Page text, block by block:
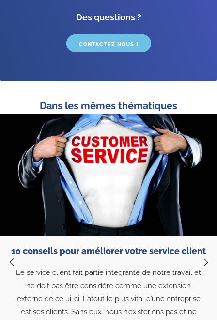
Des questions ?
CONTACTEZ NOUS !
Dans les mêmes thématiques
10 conseils pour améliorer votre service client
Le service client fait partie intégrante de notre travail et
ne doit pas être considéré comme une extension
externe de celui-ci. L’atout le plus vital d’une entreprise
est ses clients. Sans eux, nous n’existerions pas et ne